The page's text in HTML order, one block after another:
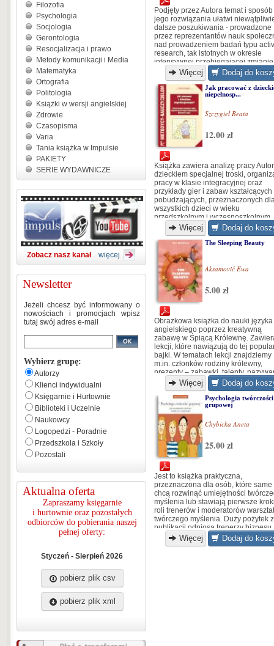
Filozofia
Psychologia
Socjologia
Gerontologia
Resocjalizacja i prawo
Metody komunikacji i Media
Matematyka
Ortografia
Politologia
Książki w wersji angielskiej
Zdrowie
Czasopisma
Varia
Tania książka w Impulsie
PAKIETY
SERIE WYDAWNICZE
Zobacz nasz kanał więcej
Newsletter
Jeżeli chcesz być informowany o
nowościach i promocjach wpisz
tutaj swój adres e-mail
Wybierz grupę:
Autorzy
Klienci indywidualni
Księgarnie i Hurtownie
Biblioteki i Uczelnie
Naukowcy
Logopedzi - Poradnie
Przedszkola i Szkoły
Pozostali
Aktualna oferta
Zapraszamy księgarnie
i hurtownie oraz pozostałych
odbiorców do pobierania naszej
pełnej oferty:
Styczeń - Sierpień 2026
pobierz plik csv
pobierz plik xml
Podjęty przez Autora temat i sposób
jego rozwiązania ułatwi
dalsze poszukiwania - prowadzone
przez reprezentantów nauk
nad prowadzeniem badań typu activ
research, tak istotnych w okresie
intensywnej przebiegającej zmianie
społecznej...
Więcej Dodaj do
Jak pracować z
niepełnosp...
Szczygieł Beata
12.00 zł
Książka zawiera analizę pracy
dzieckiem specjalnej troski,
pracy w klasie integracyjnej oraz
przykłady gier i zabaw kształcących
pobudzających, przeznaczonych
wszystkich dzieci w wieku
przedszkolnym i
Więcej Dodaj do
The Sleeping Beauty
Aksamović Ewa
5.00 zł
Obrazkowa książka do nauki języka
angielskiego poprzez kreatywną
zabawę w Śpiącą Królewnę.
lekcji, które nawiązują do tej
bajki. W tematach lekcji znajdziemy
m.in. członków rodziny królewny,
prezenty – zabawki, talenty,
konkretnych miejsc na zamku...
Więcej Dodaj do
Psychologia twórczości
grupowej
Chybicka Aneta
25.00 zł
Jest to książka praktyczna,
przeznaczona dla osób, które same
chcą rozwinąć umiejętności
myślenia lub stawiają pierwsze
roli trenerów i moderatorów
twórczego myślenia. Duży pożytek z
publikacji odniosą trenerzy biznesu,
kadra kierownicza różnych szczebli
(książka opisuje m.in. techniki
Więcej Dodaj do